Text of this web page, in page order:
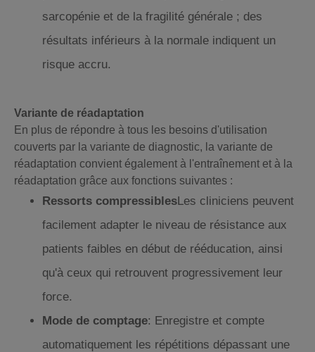
sarcopénie et de la fragilité générale ; des
résultats inférieurs à la normale indiquent un
risque accru.
Variante de réadaptation
En plus de répondre à tous les besoins d'utilisation
couverts par la variante de diagnostic, la variante de
réadaptation convient également à l'entraînement et à la
réadaptation grâce aux fonctions suivantes :
Ressorts compressiblesLes cliniciens peuvent
facilement adapter le niveau de résistance aux
patients faibles en début de rééducation, ainsi
qu'à ceux qui retrouvent progressivement leur
force.
Mode de comptage: Enregistre et compte
automatiquement les répétitions dépassant une